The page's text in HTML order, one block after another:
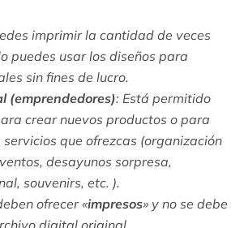
imprimir la cantidad de veces
puedes usar los diseños para
sin fines de lucro.
(emprendedores): Está permitido
crear nuevos productos o para
que ofrezcas (organización
desayunos sorpresa,
souvenirs, etc. ).
ofrecer «impresos» y no se debe